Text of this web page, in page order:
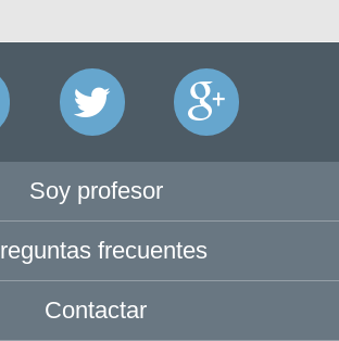
Soy profesor
frecuentes
Contactar